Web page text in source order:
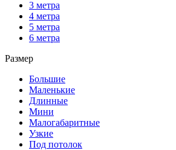
3 метра
4 метра
5 метра
6 метра
Размер
Большие
Маленькие
Длинные
Мини
Малогабаритные
Узкие
Под потолок